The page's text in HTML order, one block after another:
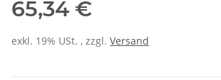
65,34 €
exkl. 19% USt. , zzgl. Versand